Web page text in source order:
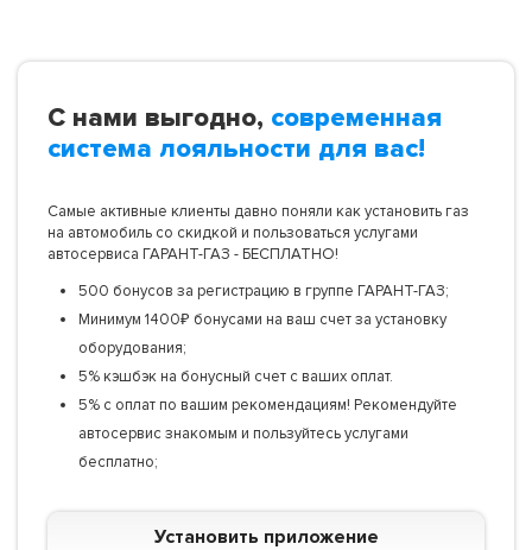
С нами выгодно, современная
система лояльности для вас!
Самые активные клиенты давно поняли как установить газ
на автомобиль со скидкой и пользоваться услугами
автосервиса ГАРАНТ-ГАЗ - БЕСПЛАТНО!
500 бонусов за регистрацию в группе ГАРАНТ-ГАЗ;
Минимум 1400₽ бонусами на ваш счет за установку
оборудования;
5% кэшбэк на бонусный счет с ваших оплат.
5% с оплат по вашим рекомендациям! Рекомендуйте
автосервис знакомым и пользуйтесь услугами
бесплатно;
Установить приложение